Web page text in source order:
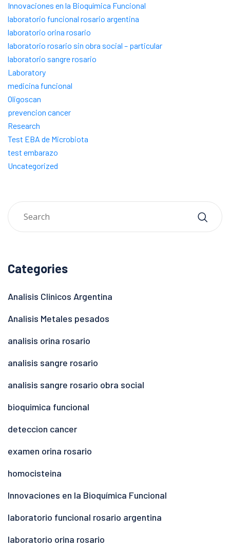
Innovaciones en la Bioquímica Funcional
laboratorio funcional rosario argentina
laboratorio orina rosario
laboratorio rosario sin obra social – particular
laboratorio sangre rosario
Laboratory
medicina funcional
Oligoscan
prevencion cancer
Research
Test EBA de Microbiota
test embarazo
Uncategorized
Categories
Analisis Clinicos Argentina
Analisis Metales pesados
analisis orina rosario
analisis sangre rosario
analisis sangre rosario obra social
bioquimica funcional
deteccion cancer
examen orina rosario
homocisteina
Innovaciones en la Bioquímica Funcional
laboratorio funcional rosario argentina
laboratorio orina rosario